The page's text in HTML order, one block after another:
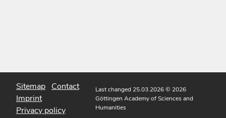
Sitemap Contact
Imprint
Privacy policy
Last changed 25.03.2026© 2026
Göttingen Academy of Sciences and
Humanities